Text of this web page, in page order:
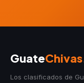
GuateChivas
Los clasificados de